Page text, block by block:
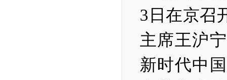
3 日在京召
主席王沪
新时代中